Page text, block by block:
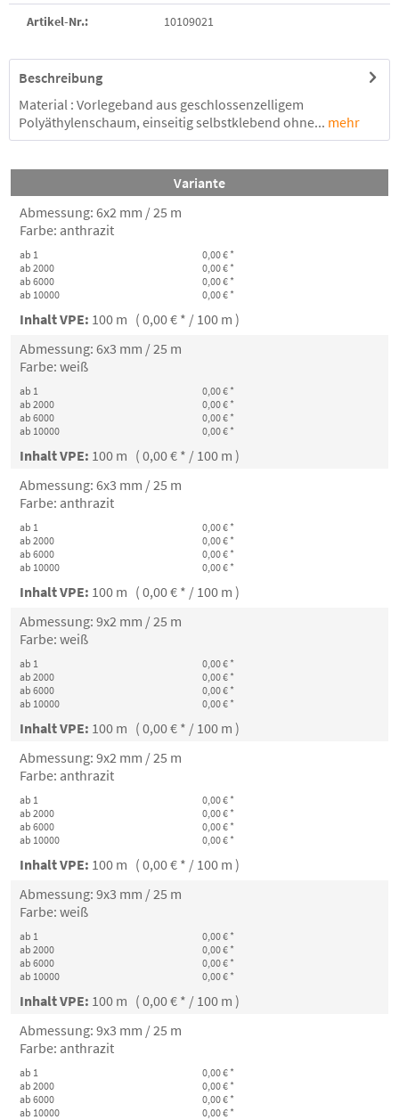
Artikel-Nr.: 10109021
Beschreibung
Material : Vorlegeband aus geschlossenzelligem
Polyäthylenschaum, einseitig selbstklebend ohne... mehr
Variante
Abmessung: 6x2 mm / 25 m
Farbe: anthrazit
ab 1
0,00 € *
ab 2000
0,00 € *
ab 6000
0,00 € *
ab 10000
0,00 € *
Inhalt VPE: 100 m ( 0,00 € * / 100 m )
Abmessung: 6x3 mm / 25 m
Farbe: weiß
ab 1
0,00 € *
ab 2000
0,00 € *
ab 6000
0,00 € *
ab 10000
0,00 € *
Inhalt VPE: 100 m ( 0,00 € * / 100 m )
Abmessung: 6x3 mm / 25 m
Farbe: anthrazit
ab 1
0,00 € *
ab 2000
0,00 € *
ab 6000
0,00 € *
ab 10000
0,00 € *
Inhalt VPE: 100 m ( 0,00 € * / 100 m )
Abmessung: 9x2 mm / 25 m
Farbe: weiß
ab 1
0,00 € *
ab 2000
0,00 € *
ab 6000
0,00 € *
ab 10000
0,00 € *
Inhalt VPE: 100 m ( 0,00 € * / 100 m )
Abmessung: 9x2 mm / 25 m
Farbe: anthrazit
ab 1
0,00 € *
ab 2000
0,00 € *
ab 6000
0,00 € *
ab 10000
0,00 € *
Inhalt VPE: 100 m ( 0,00 € * / 100 m )
Abmessung: 9x3 mm / 25 m
Farbe: weiß
ab 1
0,00 € *
ab 2000
0,00 € *
ab 6000
0,00 € *
ab 10000
0,00 € *
Inhalt VPE: 100 m ( 0,00 € * / 100 m )
Abmessung: 9x3 mm / 25 m
Farbe: anthrazit
ab 1
0,00 € *
ab 2000
0,00 € *
ab 6000
0,00 € *
ab 10000
0,00 € *